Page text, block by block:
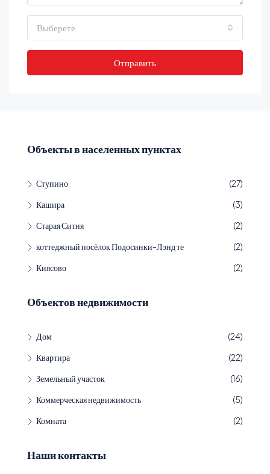
Выберете
Отправить
Объекты в населенных пунктах
Ступино
(27)
Кашира
(3)
Старая Ситня
(2)
коттеджный посёлок Подосинки-Лэнд те
(2)
Киясово
(2)
Объектов недвижимости
Дом
(24)
Квартира
(22)
Земельный участок
(16)
Коммерческая недвижимость
(5)
Комната
(2)
Наши контакты